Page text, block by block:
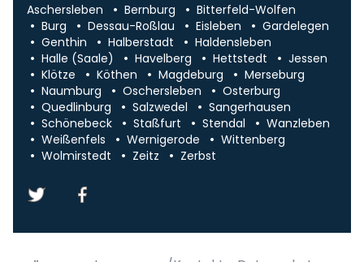
Aschersleben Bernburg
Bitterfeld-Wolfen
Burg
Dessau-Roßlau Eisleben
Gardelegen
Genthin
Halberstadt
Haldensleben
Halle (Saale)
Havelberg Hettstedt
Jessen
Klötze
Köthen Magdeburg
Merseburg
Naumburg
Oschersleben
Osterburg
Quedlinburg
Salzwedel
Sangerhausen
Schönebeck
Staßfurt Stendal
Wanzleben
Weißenfels
Wernigerode
Wittenberg
Wolmirstedt
Zeitz Zerbst